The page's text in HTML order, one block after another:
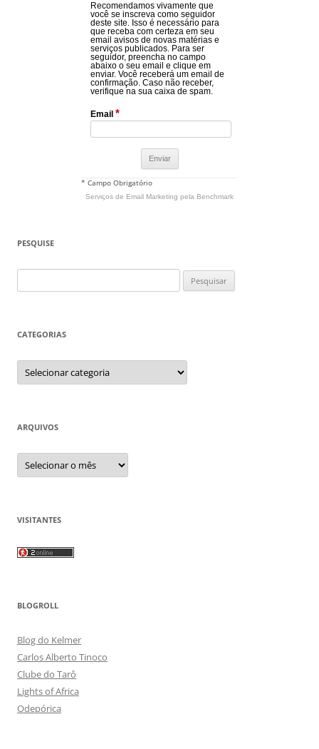
Recomendamos vivamente que
você se inscreva como seguidor
deste site. Isso é necessário para
que receba com certeza em seu
email avisos de novas matérias e
serviços publicados. Para ser
seguidor, preencha no campo
abaixo o seu email e clique em
enviar. Você receberá um email de
confirmação. Caso não receber,
verifique na sua caixa de spam.
Email *
* Campo Obrigatório
Serviços de Email Marketing pela Benchmark
PESQUISE
por:
CATEGORIAS
Categorias
ARQUIVOS
Arquivos
VISITANTES
BLOGROLL
Blog do Kelmer
Carlos Alberto Tinoco
Clube do Tarô
Lights of Africa
Odepórica